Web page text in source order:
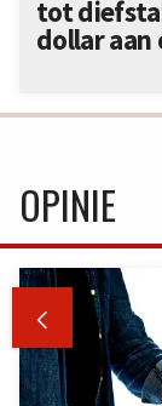
tot
dollar
OPINIE
